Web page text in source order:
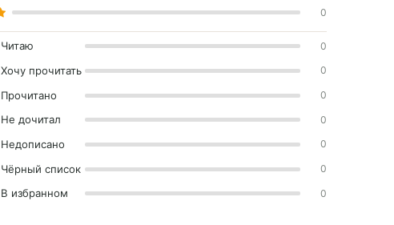
0
Читаю 0
Хочу прочитать 0
Прочитано 0
Не дочитал 0
Недописано 0
Чёрный список 0
В избранном 0